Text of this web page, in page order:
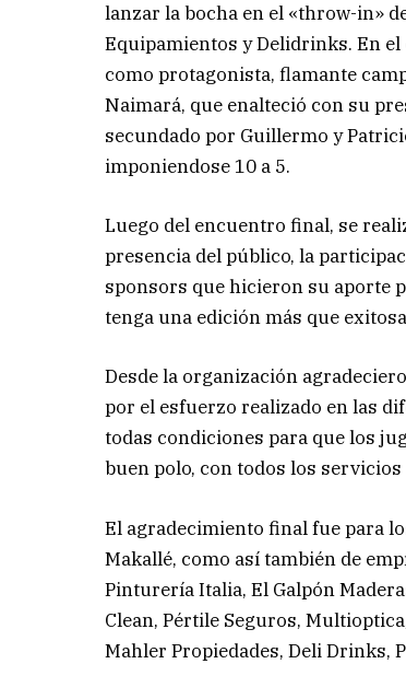
lanzar la bocha en el «throw-in»
Equipamientos y Delidrinks. En
como protagonista, flamante
Naimará, que enalteció con su
secundado por Guillermo y
imponiendose 10 a 5.
Luego del encuentro final, se
presencia del público, la
sponsors que hicieron su aporte
tenga una edición más que
Desde la organización
por el esfuerzo realizado en las
todas condiciones para que los
buen polo, con todos los servicios
El agradecimiento final fue para
Makallé, como así también de
Pinturería Italia, El Galpón
Clean, Pértile Seguros,
Mahler Propiedades, Deli Drinks,